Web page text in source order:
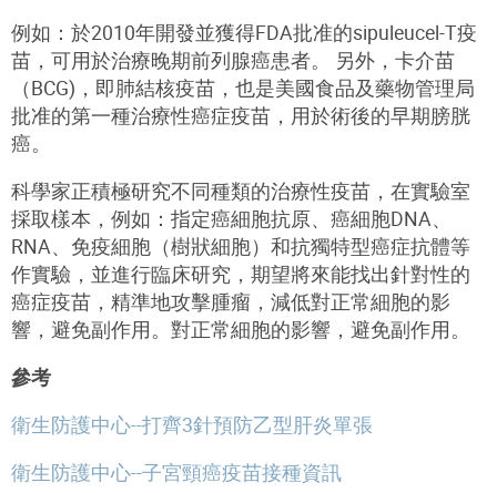
例如：於2010年開發並獲得FDA批准的sipuleucel-T疫
苗，可用於治療晚期前列腺癌患者。 另外，卡介苗
（BCG)，即肺結核疫苗，也是美國食品及藥物管理局
批准的第一種治療性癌症疫苗，用於術後的早期膀胱
癌。
科學家正積極研究不同種類的治療性疫苗，在實驗室
採取樣本，例如：指定癌細胞抗原、癌細胞DNA、
RNA、免疫細胞（樹狀細胞）和抗獨特型癌症抗體等
作實驗，並進行臨床研究，期望將來能找出針對性的
癌症疫苗，精準地攻擊腫瘤，減低對正常細胞的影
響，避免副作用。對正常細胞的影響，避免副作用。
參考
衛生防護中心--打齊3針預防乙型肝炎單張
衛生防護中心--子宮頸癌疫苗接種資訊